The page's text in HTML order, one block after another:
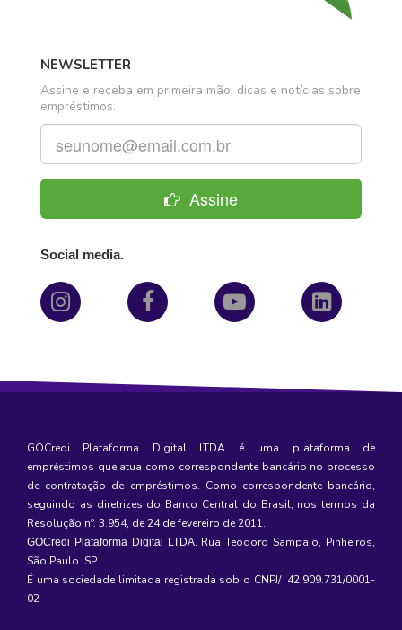
NEWSLETTER
Assine e receba em primeira mão, dicas e notícias sobre
empréstimos.
Assine
Social media.
GOCredi Plataforma Digital LTDA é uma plataforma de
empréstimos que atua como correspondente bancário no processo
de contratação de empréstimos. Como correspondente bancário,
seguindo as diretrizes do Banco Central do Brasil, nos termos da
Resolução nº. 3.954, de 24 de fevereiro de 2011.
GOCredi Plataforma Digital LTDA. Rua Teodoro Sampaio, Pinheiros,
São Paulo SP
É uma sociedade limitada registrada sob o CNPJ/ 42.909.731/0001-
02